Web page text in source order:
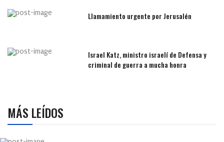
Llamamiento urgente por Jerusalén
Israel Katz, ministro israelí de Defensa y
criminal de guerra a mucha honra
MÁS LEÍDOS